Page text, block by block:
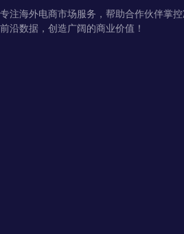
专注海外电商市场服务，帮助合作伙伴掌
前沿数据，创造广阔的商业价值！